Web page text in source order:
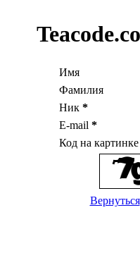
Имя
Фамилия
Ник *
E-mail *
Код на
Вернуться